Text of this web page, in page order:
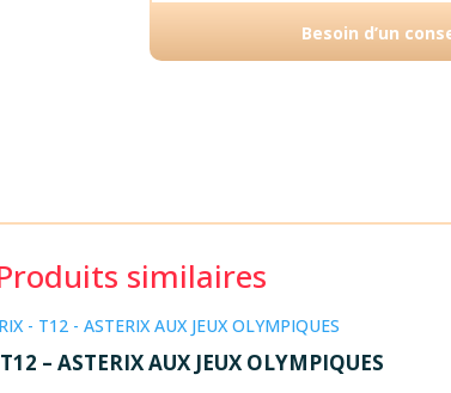
Besoin d’un
similaires
– ASTERIX AUX JEUX OLYMPIQUES